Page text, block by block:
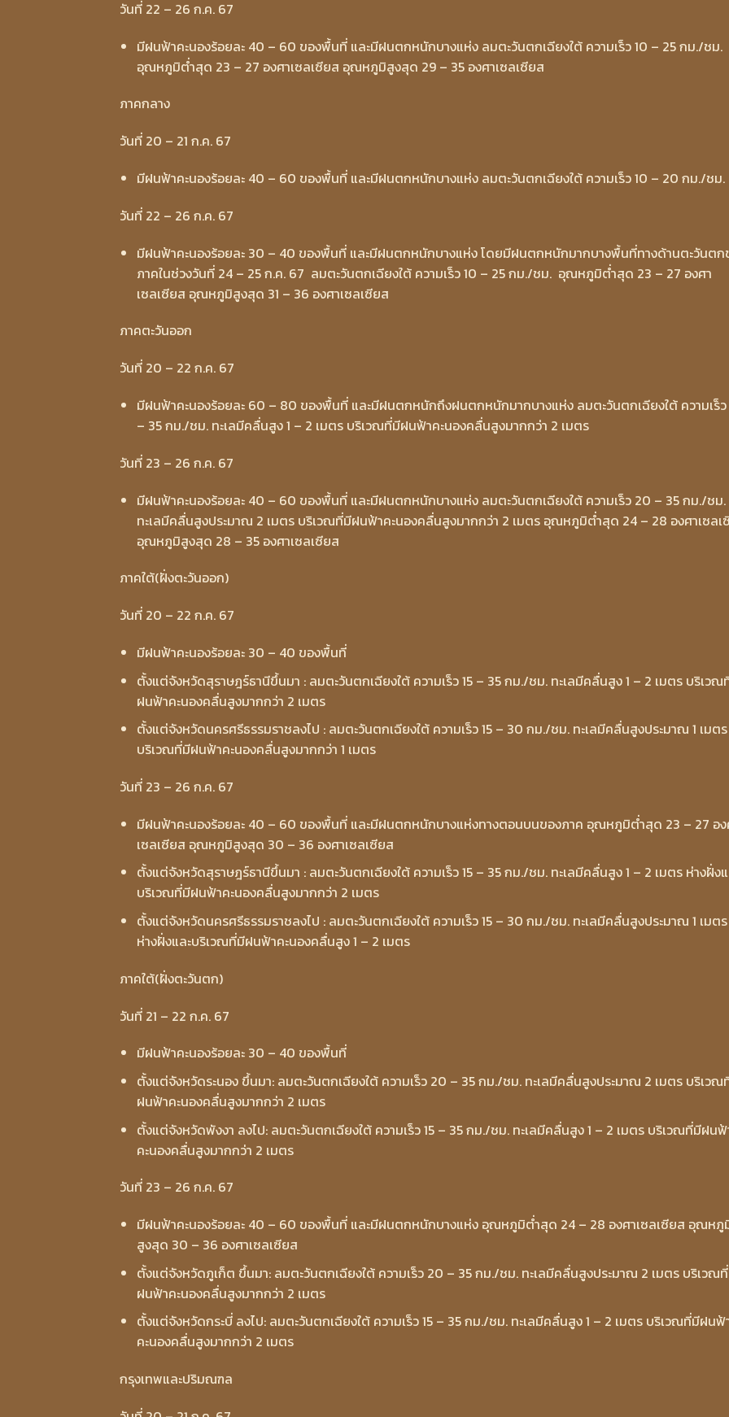
วันที่ 22 – 26 ก.ค. 67
มีฝนฟ้าคะนองร้อยละ 40 – 60 ของพื้นที่ และมีฝนตกหนักบางแห่ง ลมตะวันตกเฉียงใต้ ความเร็ว 10 – 25 กม./ชม.
อุณหภูมิต่ำสุด 23 – 27 องศาเซลเซียส อุณหภูมิสูงสุด 29 – 35 องศาเซลเซียส
ภาคกลาง
วันที่ 20 – 21 ก.ค. 67
มีฝนฟ้าคะนองร้อยละ 40 – 60 ของพื้นที่ และมีฝนตกหนักบางแห่ง ลมตะวันตกเฉียงใต้ ความเร็ว 10 – 20 กม./ชม.
วันที่ 22 – 26 ก.ค. 67
มีฝนฟ้าคะนองร้อยละ 30 – 40 ของพื้นที่ และมีฝนตกหนักบางแห่ง โดยมีฝนตกหนักมากบางพื้นที่ทางด้านตะวันตก
ภาคในช่วงวันที่ 24 – 25 ก.ค. 67 ลมตะวันตกเฉียงใต้ ความเร็ว 10 – 25 กม./ชม. อุณหภูมิต่ำสุด 23 – 27 องศา
เซลเซียส อุณหภูมิสูงสุด 31 – 36 องศาเซลเซียส
ภาคตะวันออก
วันที่ 20 – 22 ก.ค. 67
มีฝนฟ้าคะนองร้อยละ 60 – 80 ของพื้นที่ และมีฝนตกหนักถึงฝนตกหนักมากบางแห่ง ลมตะวันตกเฉียงใต้ ความเร็ว
– 35 กม./ชม. ทะเลมีคลื่นสูง 1 – 2 เมตร บริเวณที่มีฝนฟ้าคะนองคลื่นสูงมากกว่า 2 เมตร
วันที่ 23 – 26 ก.ค. 67
มีฝนฟ้าคะนองร้อยละ 40 – 60 ของพื้นที่ และมีฝนตกหนักบางแห่ง ลมตะวันตกเฉียงใต้ ความเร็ว 20 – 35 กม./ชม.
ทะเลมีคลื่นสูงประมาณ 2 เมตร บริเวณที่มีฝนฟ้าคะนองคลื่นสูงมากกว่า 2 เมตร อุณหภูมิต่ำสุด 24 – 28 องศาเซลเ
อุณหภูมิสูงสุด 28 – 35 องศาเซลเซียส
ภาคใต้(ฝั่งตะวันออก)
วันที่ 20 – 22 ก.ค. 67
มีฝนฟ้าคะนองร้อยละ 30 – 40 ของพื้นที่
ตั้งแต่จังหวัดสุราษฎร์ธานีขึ้นมา : ลมตะวันตกเฉียงใต้ ความเร็ว 15 – 35 กม./ชม. ทะเลมีคลื่นสูง 1 – 2 เมตร บริเวณ
ฝนฟ้าคะนองคลื่นสูงมากกว่า 2 เมตร
ตั้งแต่จังหวัดนครศรีธรรมราชลงไป : ลมตะวันตกเฉียงใต้ ความเร็ว 15 – 30 กม./ชม. ทะเลมีคลื่นสูงประมาณ 1 เมตร
บริเวณที่มีฝนฟ้าคะนองคลื่นสูงมากกว่า 1 เมตร
วันที่ 23 – 26 ก.ค. 67
มีฝนฟ้าคะนองร้อยละ 40 – 60 ของพื้นที่ และมีฝนตกหนักบางแห่งทางตอนบนของภาค อุณหภูมิต่ำสุด 23 – 27 อง
เซลเซียส อุณหภูมิสูงสุด 30 – 36 องศาเซลเซียส
ตั้งแต่จังหวัดสุราษฎร์ธานีขึ้นมา : ลมตะวันตกเฉียงใต้ ความเร็ว 15 – 35 กม./ชม. ทะเลมีคลื่นสูง 1 – 2 เมตร ห่างฝั่ง
บริเวณที่มีฝนฟ้าคะนองคลื่นสูงมากกว่า 2 เมตร
ตั้งแต่จังหวัดนครศรีธรรมราชลงไป : ลมตะวันตกเฉียงใต้ ความเร็ว 15 – 30 กม./ชม. ทะเลมีคลื่นสูงประมาณ 1 เมตร
ห่างฝั่งและบริเวณที่มีฝนฟ้าคะนองคลื่นสูง 1 – 2 เมตร
ภาคใต้(ฝั่งตะวันตก)
วันที่ 21 – 22 ก.ค. 67
มีฝนฟ้าคะนองร้อยละ 30 – 40 ของพื้นที่
ตั้งแต่จังหวัดระนอง ขึ้นมา: ลมตะวันตกเฉียงใต้ ความเร็ว 20 – 35 กม./ชม. ทะเลมีคลื่นสูงประมาณ 2 เมตร บริเวณ
ฝนฟ้าคะนองคลื่นสูงมากกว่า 2 เมตร
ตั้งแต่จังหวัดพังงา ลงไป: ลมตะวันตกเฉียงใต้ ความเร็ว 15 – 35 กม./ชม. ทะเลมีคลื่นสูง 1 – 2 เมตร บริเวณที่มีฝน
คะนองคลื่นสูงมากกว่า 2 เมตร
วันที่ 23 – 26 ก.ค. 67
มีฝนฟ้าคะนองร้อยละ 40 – 60 ของพื้นที่ และมีฝนตกหนักบางแห่ง อุณหภูมิต่ำสุด 24 – 28 องศาเซลเซียส อุณหภู
สูงสุด 30 – 36 องศาเซลเซียส
ตั้งแต่จังหวัดภูเก็ต ขึ้นมา: ลมตะวันตกเฉียงใต้ ความเร็ว 20 – 35 กม./ชม. ทะเลมีคลื่นสูงประมาณ 2 เมตร บริเวณ
ฝนฟ้าคะนองคลื่นสูงมากกว่า 2 เมตร
ตั้งแต่จังหวัดกระบี่ ลงไป: ลมตะวันตกเฉียงใต้ ความเร็ว 15 – 35 กม./ชม. ทะเลมีคลื่นสูง 1 – 2 เมตร บริเวณที่มีฝนฟ้
คะนองคลื่นสูงมากกว่า 2 เมตร
กรุงเทพและปริมณฑล